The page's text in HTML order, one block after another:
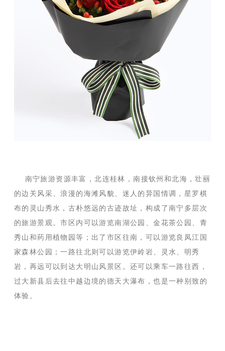
南宁旅游资源丰富，北连桂林，南接钦州和北海，壮丽
的边关风采、浪漫的海滩风貌、迷人的异国情调，星罗棋
布的灵山秀水，古朴悠远的古迹故址，构成了南宁多层次
的旅游景观。市区内可以游览南湖公园、金花茶公园、青
秀山和药用植物园等；出了市区往南，可以游览良凤江国
家森林公园；一路往北则可以游览伊岭岩、灵水、明秀
岩，再远可以到达大明山风景区。还可以乘车一路往西，
过大新县后去往中越边境的德天大瀑布，也是一种别致的
体验。